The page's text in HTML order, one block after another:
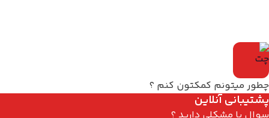
چطور میتونم کمکتون کنم ؟
پشتیبانی آنلاین